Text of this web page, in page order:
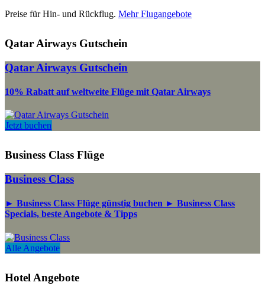
Preise für Hin- und Rückflug. Mehr Flugangebote
Qatar Airways Gutschein
Qatar Airways Gutschein
10% Rabatt auf weltweite Flüge mit Qatar Airways
Jetzt buchen
Business Class Flüge
Business Class
► Business Class Flüge günstig buchen ► Business Class
Specials, beste Angebote & Tipps
Alle Angebote
Hotel Angebote